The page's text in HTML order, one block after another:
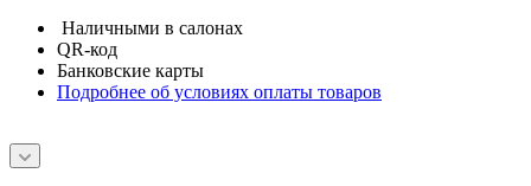
Наличными в салонах
QR-код
Банковские карты
Подробнее об условиях оплаты товаров